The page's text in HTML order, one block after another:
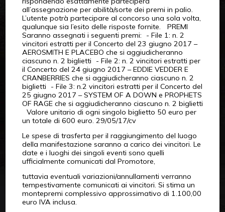
all’assegnazione per abilità/sorte dei premi in palio.
L’utente potrà partecipare al concorso una sola volta,
qualunque sia l’esito delle risposte fornite. PREMI
Saranno assegnati i seguenti premi: - File 1: n. 2
vincitori estratti per il Concerto del 23 giugno 2017 –
AEROSMITH E PLACEBO che si aggiudicheranno
ciascuno n. 2 biglietti - File 2: n. 2 vincitori estratti per
il Concerto del 24 giugno 2017 – EDDIE VEDDER E
CRANBERRIES che si aggiudicheranno ciascuno n. 2
biglietti - File 3: n.2 vincitori estratti per il Concerto del
25 giugno 2017 – SYSTEM OF A DOWN e PROPHETS
OF RAGE che si aggiudicheranno ciascuno n. 2 biglietti
Valore unitario di ogni singolo biglietto 50 euro per
un totale di 600 euro. 29/05/17/cv
Le spese di trasferta per il raggiungimento del luogo
della manifestazione saranno a carico dei vincitori. Le
date e i luoghi dei singoli eventi sono quelli
ufficialmente comunicati dal Promotore,
tuttavia eventuali variazioni/annullamenti verranno
tempestivamente comunicati ai vincitori. Si stima un
montepremi complessivo approssimativo di 1.100,00
euro IVA inclusa.